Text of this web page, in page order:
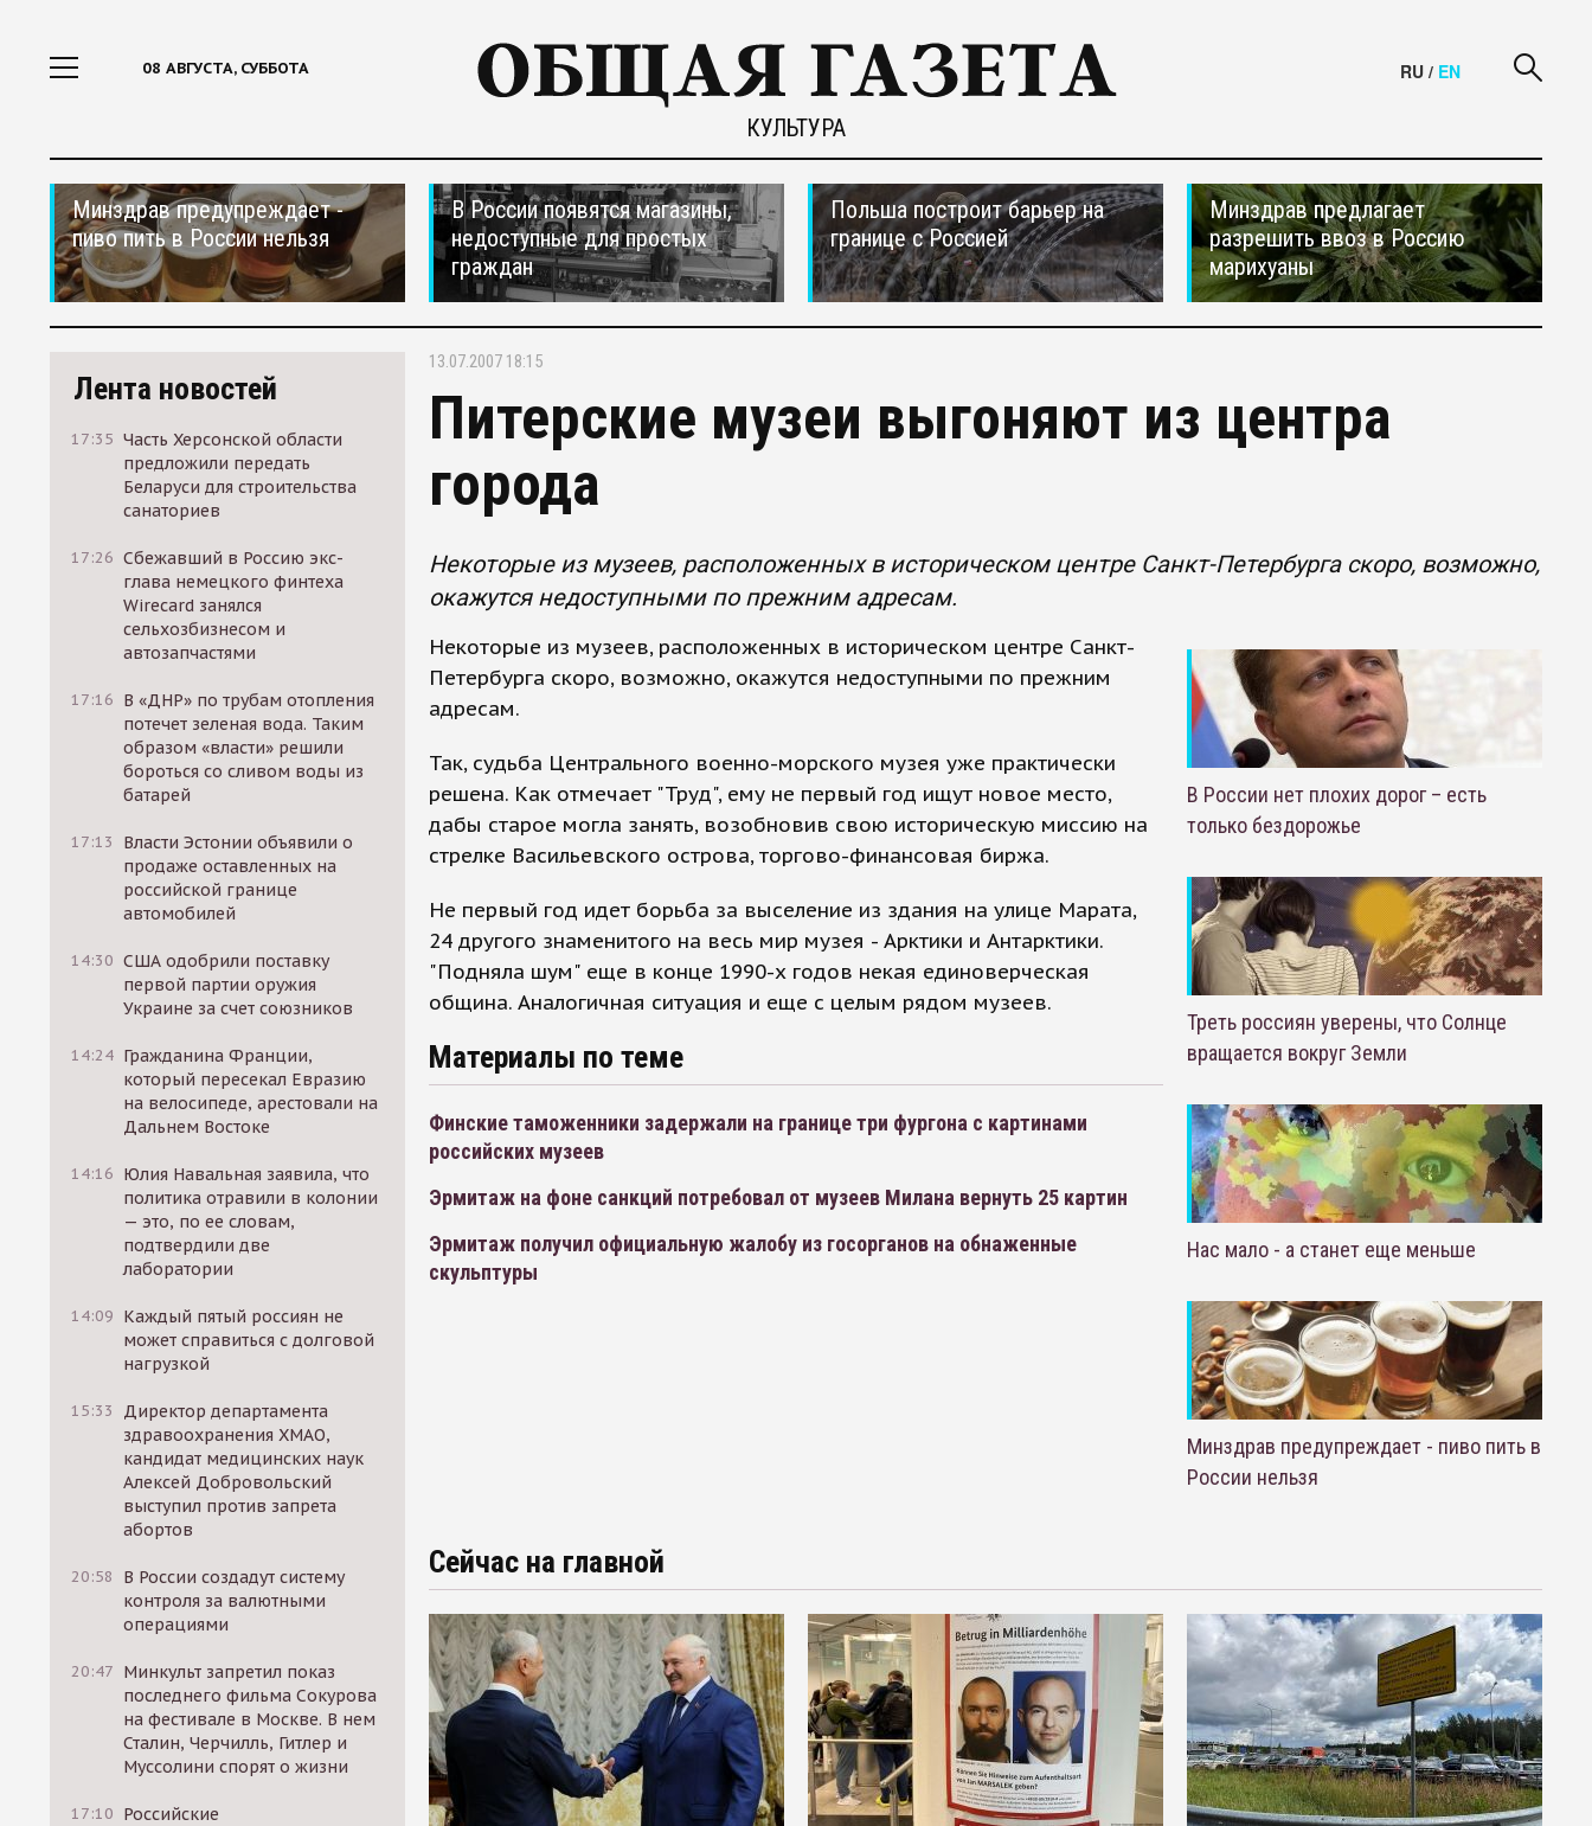
08 АВГУСТА, СУББОТА
КУЛЬТУРА
RU / EN
Минздрав предупреждает -
пиво пить в России нельзя
В России появятся магазины,
недоступные для простых
граждан
Польша построит барьер на
границе с Россией
Минздрав предлагает
разрешить ввоз в Россию
марихуаны
Лента новостей
17:35 Часть Херсонской области
предложили передать
Беларуси для строительства
санаториев
17:26 Сбежавший в Россию экс-
глава немецкого финтеха
Wirecard занялся
сельхозбизнесом и
автозапчастями
17:16 В «ДНР» по трубам отопления
потечет зеленая вода. Таким
образом «власти» решили
бороться со сливом воды из
батарей
17:13
Власти Эстонии объявили о
продаже оставленных на
российской границе
автомобилей
14:30 США одобрили поставку
первой партии оружия
Украине за счет союзников
14:24 Гражданина Франции,
который пересекал Евразию
на велосипеде, арестовали на
Дальнем Востоке
14:16 Юлия Навальная заявила, что
политика отравили в колонии
— это, по ее словам,
подтвердили две
лаборатории
14:09 Каждый пятый россиян не
может справиться с долговой
нагрузкой
15:33
Директор департамента
здравоохранения ХМАО,
кандидат медицинских наук
Алексей Добровольский
выступил против запрета
абортов
20:58
В России создадут систему
контроля за валютными
операциями
20:47 Минкульт запретил показ
последнего фильма Сокурова
на фестивале в Москве. В нем
Сталин, Черчилль, Гитлер и
Муссолини спорят о жизни
17:10 Российские
13.07.2007 18:15
Питерские музеи выгоняют из центра
города
Некоторые из музеев, расположенных в историческом центре Санкт-Петербурга скоро, возможно,
окажутся недоступными по прежним адресам.
Некоторые из музеев, расположенных в историческом центре Санкт-
Петербурга скоро, возможно, окажутся недоступными по прежним
адресам.
Так, судьба Центрального военно-морского музея уже практически
решена. Как отмечает "Труд", ему не первый год ищут новое место,
дабы старое могла занять, возобновив свою историческую миссию на
стрелке Васильевского острова, торгово-финансовая биржа.
Не первый год идет борьба за выселение из здания на улице Марата,
24 другого знаменитого на весь мир музея - Арктики и Антарктики.
"Подняла шум" еще в конце 1990-х годов некая единоверческая
община. Аналогичная ситуация и еще с целым рядом музеев.
Материалы по теме
Финские таможенники задержали на границе три фургона с картинами
российских музеев
Эрмитаж на фоне санкций потребовал от музеев Милана вернуть 25 картин
Эрмитаж получил официальную жалобу из госорганов на обнаженные
скульптуры
В России нет плохих дорог – есть
только бездорожье
Треть россиян уверены, что Солнце
вращается вокруг Земли
Нас мало - а станет еще меньше
Минздрав предупреждает - пиво пить в
России нельзя
Сейчас на главной